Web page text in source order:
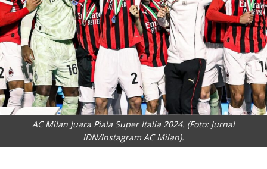
AC Milan Juara Piala Super Italia 2024. (Foto: Jurnal
IDN/Instagram AC Milan).